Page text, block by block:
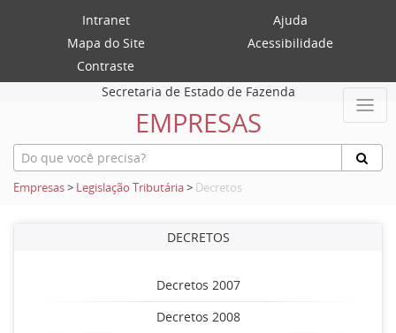
Intranet
Ajuda
Mapa do Site
Acessibilidade
Contraste
Secretaria de Estado de Fazenda
EMPRESAS
Empresas> Legislação Tributária> Decretos
DECRETOS
Decretos 2007
Decretos 2008